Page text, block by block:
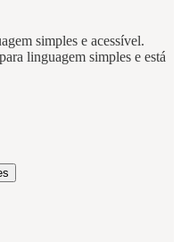
simples e acessível.
linguagem simples e está